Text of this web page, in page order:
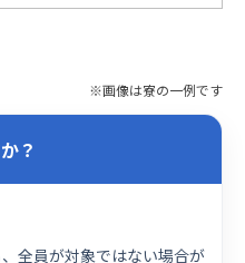
※画像は寮の一例です
？
全員が対象ではない場合が